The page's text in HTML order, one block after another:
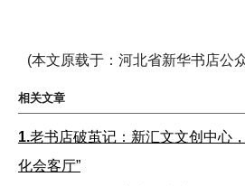
(本文原载于：河北省新华书店公
相关文章
1.老书店破茧记：新汇文文创中心
化会客厅”